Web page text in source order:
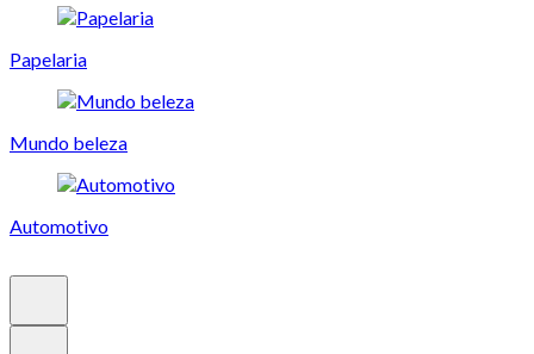
Papelaria
Mundo beleza
Automotivo